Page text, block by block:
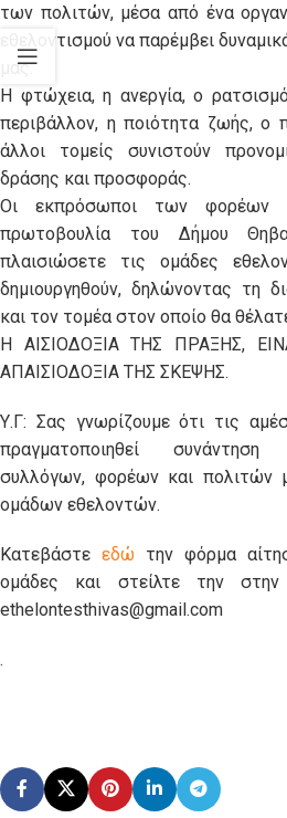
των πολιτών, μέσα από ένα
εθελοντισμού να παρέμβει
μας.
Η φτώχεια, η ανεργία, ο
περιβάλλον, η ποιότητα ζωής, ο
άλλοι τομείς συνιστούν
δράσης και προσφοράς.
Οι εκπρόσωποι των φορέων
πρωτοβουλία του Δήμου
πλαισιώσετε τις ομάδες
δημιουργηθούν, δηλώνοντας τη
και τον τομέα στον οποίο θα
Η ΑΙΣΙΟΔΟΞΙΑ ΤΗΣ ΠΡΑΞΗΣ,
ΑΠΑΙΣΙΟΔΟΞΙΑ ΤΗΣ ΣΚΕΨΗΣ.
Υ.Γ: Σας γνωρίζουμε ότι τις
πραγματοποιηθεί
συλλόγων, φορέων και πολιτών
ομάδων εθελοντών.
Κατεβάστε εδώ την φόρμα
ομάδες και στείλτε την στην
ethelontesthivas@gmail.com
.